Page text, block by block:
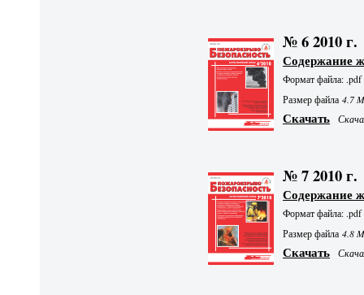
№ 6 2010 г.
Содержание
Формат файла: .pdf
Размер файла4.7
Скачать
№ 7 2010 г.
Содержание
Формат файла: .pdf
Размер файла4.8
Скачать